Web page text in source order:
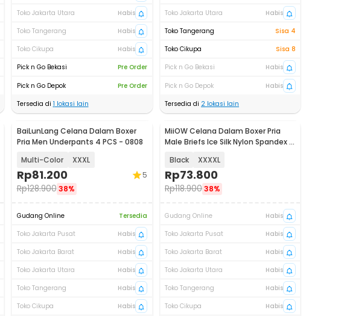
Toko Jakarta Utara
Habis
Toko Tangerang
Habis
Toko Cikupa
Habis
Pick n Go Bekasi
Pre Order
Pick n Go Depok
Pre Order
Tersedia di 1 lokasi lain
Toko Jakarta Utara
Habis
Toko Tangerang
Sisa 4
Toko Cikupa
Sisa 8
Pick n Go Bekasi
Habis
Pick n Go Depok
Habis
Tersedia di 2 lokasi lain
BaiLunLang Celana Dalam Boxer
Pria Men Underpants 4 PCS - 0808
Multi-Color
XXXL
Rp81.200
Rp128.900 38%
5
Gudang Online
Tersedia
Toko Jakarta Pusat
Habis
Toko Jakarta Barat
Habis
Toko Jakarta Utara
Habis
Toko Tangerang
Habis
Toko Cikupa
Habis
Akan Datang
MiiOW Celana Dalam Boxer Pria
Male Briefs Ice Silk Nylon Spandex 3
Black XXXXL
Rp73.800
Rp118.90038%
Gudang Online
Habis
Toko Jakarta Pusat
Habis
Toko Jakarta Barat
Habis
Toko Jakarta Utara
Habis
Toko Tangerang
Habis
Toko Cikupa
Habis